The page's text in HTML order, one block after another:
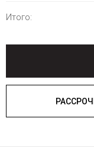
Итого: